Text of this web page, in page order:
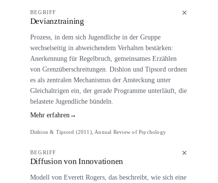
BEGRIFF
Devianztraining
Prozess, in dem sich Jugendliche in der Gruppe
wechselseitig in abweichendem Verhalten bestärken:
Anerkennung für Regelbruch, gemeinsames Erzählen
von Grenzüberschreitungen. Dishion und Tipsord ordnen
es als zentralen Mechanismus der Ansteckung unter
Gleichaltrigen ein, der gerade Programme unterläuft, die
belastete Jugendliche bündeln.
Mehr erfahren→
Dishion & Tipsord (2011), Annual Review of Psychology
BEGRIFF
Diffusion von Innovationen
Modell von Everett Rogers, das beschreibt, wie sich eine